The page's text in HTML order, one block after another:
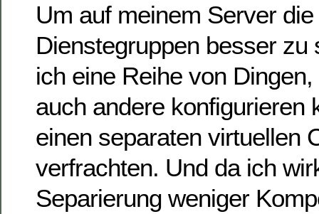
Um auf meinem Server
Dienstegruppen besser zu
ich eine Reihe von
auch andere konfigurieren
einen separaten virtuellen
verfrachten. Und da ich
Separierung weniger